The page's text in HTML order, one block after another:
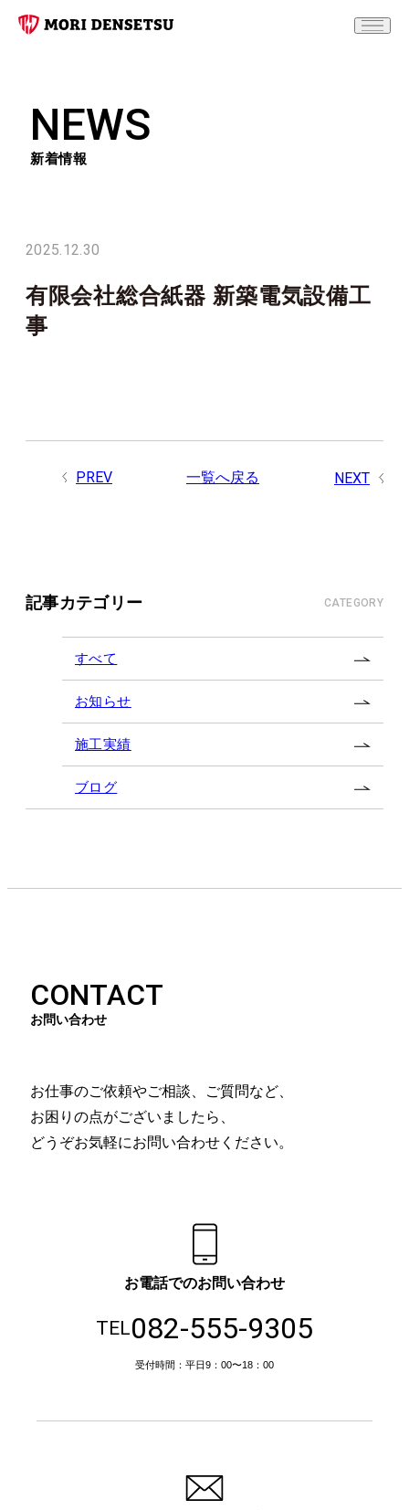
NEWS
新着情報
記事カテゴリー CATEGORY
すべて
お知らせ
施工実績
ブログ
2025.12.30
有限会社総合紙器 新築電気設備工
事
PREV 一覧へ戻る NEXT
CONTACT
お問い合わせ
お仕事のご依頼やご相談、ご質問など、
お困りの点がございましたら、
どうぞお気軽にお問い合わせください。
お電話でのお問い合わせ
TEL082-555-9305
受付時間：平日9：00〜18：00